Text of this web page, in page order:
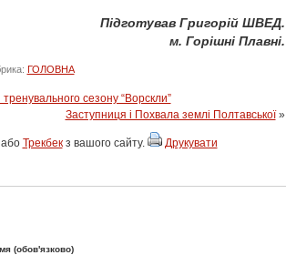
Підготував Григорій ШВЕД.
м. Горішні Плавні.
ГОЛОВНА
тренувального сезону “Ворскли”
Заступниця і Похвала землі Полтавської»
Трекбекз вашого сайту. Друкувати
(обов'язково)